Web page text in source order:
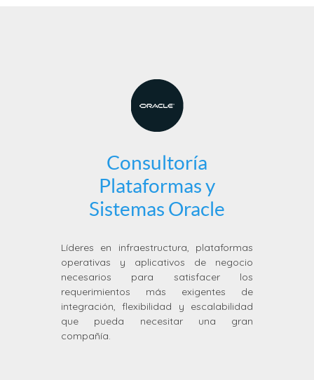
Consultoría
Plataformas y
Sistemas Oracle
Líderes en infraestructura, plataformas
operativas y aplicativos de negocio
necesarios para satisfacer los
requerimientos más exigentes de
integración, flexibilidad y escalabilidad
que pueda necesitar una gran
compañía.